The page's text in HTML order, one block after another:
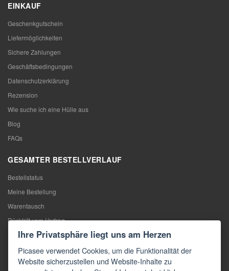
EINKAUF
Geschenkgutschein
Liefermöglichkeiten
Sichere Zahlungen
Geschäftsbedingungen
Datenschutzerklärung
Rezension
Wie suche ich eine Hülle aus
Blog
FAQs
GESAMTER BESTELLVERLAUF
Bestellstatus
Meine Bestellung
Warentausch
Rücktritt vom Vertrag
Reklamation
KONTAKTE
Ihre Privatsphäre liegt uns am Herzen
Picasee verwendet Cookies, um die Funktionalität der
Website sicherzustellen und Website-Inhalte zu